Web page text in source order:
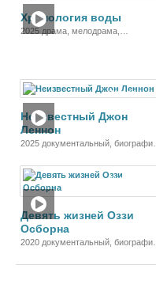
Хронология воды
2025 драма, мелодрама,
Фильм
Неизвестный Джон
Леннон
2025 документальный, биография,
Фильм
Девять жизней Оззи
Осборна
2020 документальный, биография,